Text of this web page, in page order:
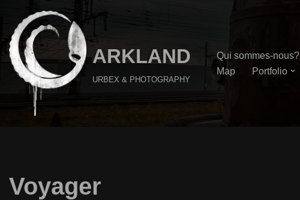
Aller
au
contenu
ARKLAND
URBEX & PHOTOGRAPHY
Qui sommes-nous?
Map
Portfolio
Voyager